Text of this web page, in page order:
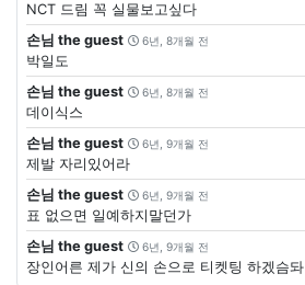
NCT 드림 꼭 실물보고싶다
손님 the guest
6년, 8개월 전
박일도
손님 the guest
6년, 8개월 전
데이식스
손님 the guest
6년, 9개월 전
제발 자리있어라
손님 the guest
6년, 9개월 전
표 없으면 일예하지말던가
손님 the guest
6년, 9개월 전
장인어른 제가 신의 손으로 티켓팅 하겠슴돠